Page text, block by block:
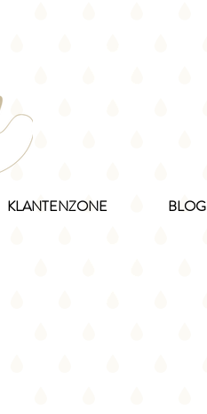
KLANTENZONE BLOG